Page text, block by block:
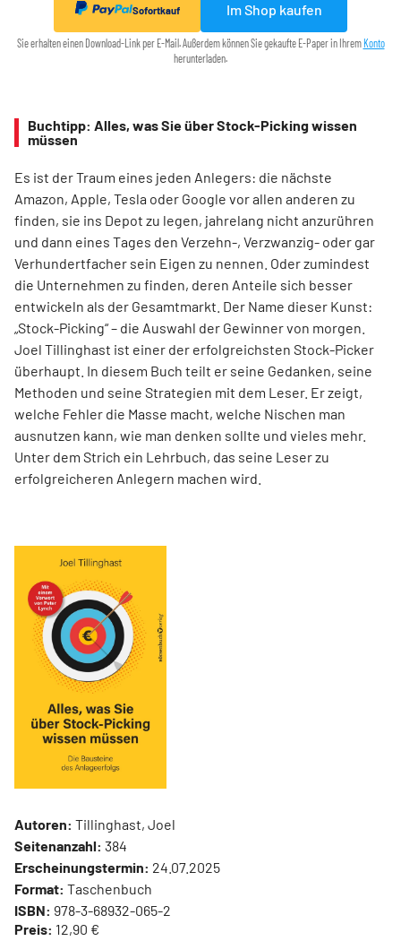
Sofortkauf Im Shop kaufen
Sie erhalten einen Download-Link per E-Mail. Außerdem können Sie gekaufte E-Paper in Ihrem Konto
herunterladen.
Buchtipp: Alles, was Sie über Stock-Picking wissen
müssen
Es ist der Traum eines jeden Anlegers: die nächste
Amazon, Apple, Tesla oder Google vor allen anderen zu
finden, sie ins Depot zu legen, jahrelang nicht anzurühren
und dann eines Tages den Verzehn-, Verzwanzig- oder gar
Verhundertfacher sein Eigen zu nennen. Oder zumindest
die Unternehmen zu finden, deren Anteile sich besser
entwickeln als der Gesamtmarkt. Der Name dieser Kunst:
„Stock-Picking“ – die Auswahl der Gewinner von morgen.
Joel Tillinghast ist einer der erfolgreichsten Stock-Picker
überhaupt. In diesem Buch teilt er seine Gedanken, seine
Methoden und seine Strategien mit dem Leser. Er zeigt,
welche Fehler die Masse macht, welche Nischen man
ausnutzen kann, wie man denken sollte und vieles mehr.
Unter dem Strich ein Lehrbuch, das seine Leser zu
erfolgreicheren Anlegern machen wird.
Autoren: Tillinghast, Joel
Seitenanzahl: 384
Erscheinungstermin: 24.07.2025
Format: Taschenbuch
ISBN: 978-3-68932-065-2
Preis: 12,90 €